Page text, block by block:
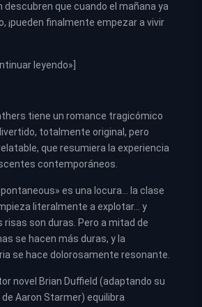
descubren que cuando el mañana ya
¡pueden finalmente empezar a vivir
leyendo»]
tiene un romance tragicómico
totalmente original, pero
que resumiera la experiencia
contemporáneos.
es una locura… la clase
literalmente a explotar… y
son duras. Pero a mitad de
se hacen más duras, y la
se hace dolorosamente resonante.
novel Brian Duffield (adaptando su
de Aaron Starmer) equilibra